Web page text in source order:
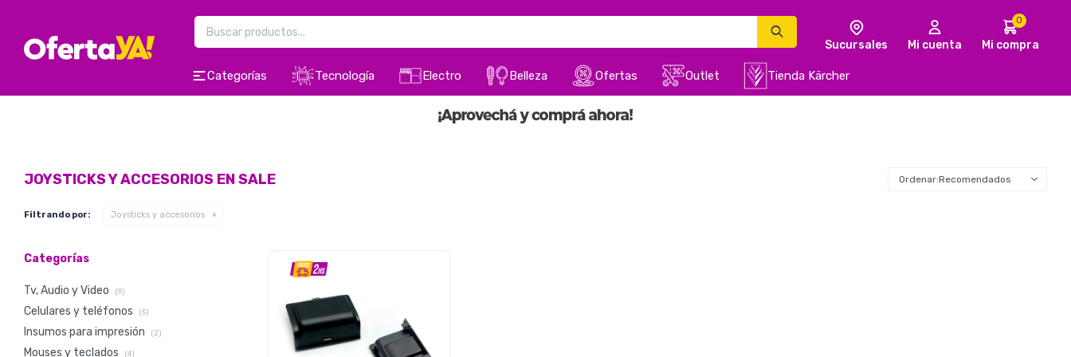
Categorías Tecnología Electro Belleza Ofertas Outlet Tienda Kärcher
0
JOYSTICKS Y ACCESORIOS EN SALE Recomendados
Filtrando por: Joysticks y accesorios
Categorías
Tv, Audio y Video (9)
Celulares y teléfonos (5)
Insumos para impresión (2)
Mouses y teclados (4)